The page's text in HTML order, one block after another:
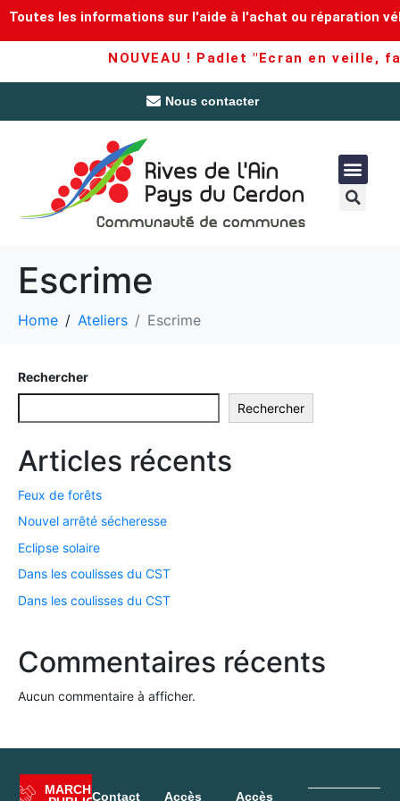
Toutes les informations sur l'aide à l'achat ou réparation
NOUVEAU ! Padlet "Ecran en veille,
Nous contacter
Escrime
Home Ateliers Escrime
Rechercher
Rechercher
Articles récents
Feux de forêts
Nouvel arrêté sécheresse
Eclipse solaire
Dans les coulisses du CST
Dans les coulisses du CST
Commentaires récents
Aucun commentaire à afficher.
MARCHÉ
Contact Accès Accès